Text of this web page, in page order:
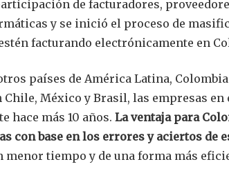
de facturadores,
y se inició el proceso de
facturando electrónicamente en
países de América Latina,
México y Brasil, las empresas
hace más 10 años. La ventaja para
con base en los errores y aciertos de
tiempo y de una forma más